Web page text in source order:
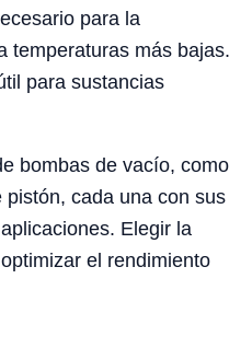
para la
temperaturas más bajas.
para sustancias
bombas de vacío, como
pistón, cada una con sus
Elegir la
el rendimiento